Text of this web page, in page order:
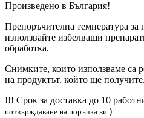
Произведено в България!
Препоръчителна температура за
използвайте избелващи
обработка.
Снимките, които използваме са
на продуктът, който ще получите.
!!! Срок за доставка до 10
потвърждаване на поръчка ви.)